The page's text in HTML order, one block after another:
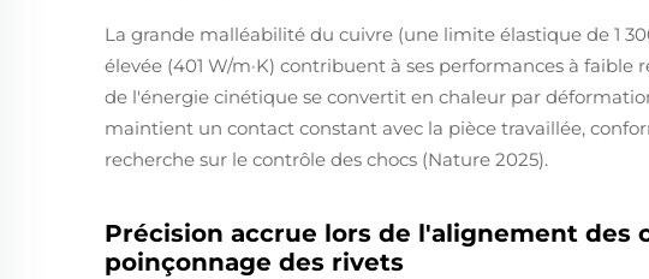
La grande malléabilité du cuivre (une limite élastique de 1
élevée (401 W/m·K) contribuent à ses performances à faible
de l'énergie cinétique se convertit en chaleur par
maintient un contact constant avec la pièce travaillée,
recherche sur le contrôle des chocs (Nature 2025).
Précision accrue lors de l'alignement des
poinçonnage des rivets